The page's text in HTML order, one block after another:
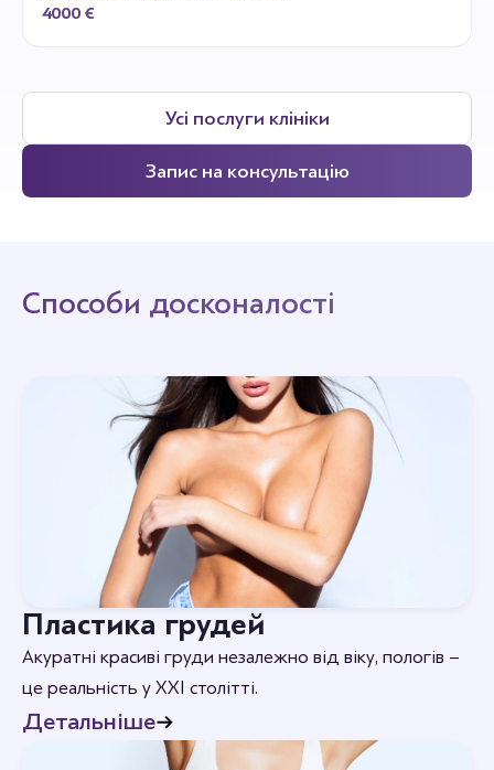
4000 €
Усі послуги клініки
Запис на консультацію
Способи досконалості
Пластика грудей
Акуратні красиві груди незалежно від віку, пологів –
це реальність у XXI столітті.
Детальніше